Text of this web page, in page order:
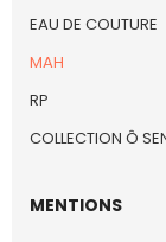
EAU DE COUTURE
MAH
RP
COLLECTION Ô
MENTIONS